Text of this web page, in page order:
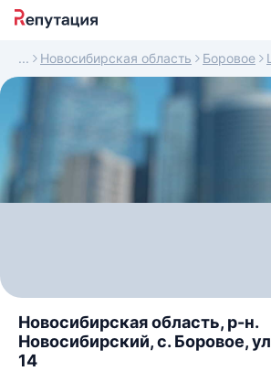
Новосибирская область Боровое
Новосибирская область, р-н.
Новосибирский, с. Боровое,
14